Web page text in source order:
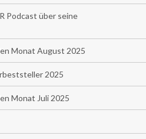
Podcast über seine
Monat August 2025
2025
Monat Juli 2025